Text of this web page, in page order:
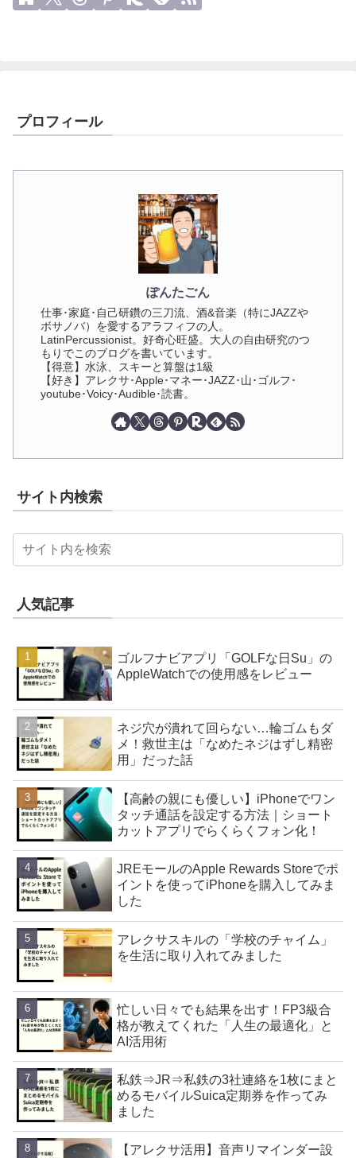
プロフィール
ぽんたごん
仕事･家庭･自己研鑽の三刀流、酒&音楽（特にJAZZや
ボサノバ）を愛するアラフィフの人。
LatinPercussionist。好奇心旺盛。大人の自由研究のつ
もりでこのブログを書いています。
【得意】水泳、スキーと算盤は1級
【好き】アレクサ･Apple･マネー･JAZZ･山･ゴルフ･
youtube･Voicy･Audible･読書。
サイト内検索
人気記事
ゴルフナビアプリ「GOLFな日Su」の
AppleWatchでの使用感をレビュー
ネジ穴が潰れて回らない…輪ゴムもダ
メ！救世主は「なめたネジはずし精密
用」だった話
【高齢の親にも優しい】iPhoneでワン
タッチ通話を設定する方法｜ショート
カットアプリでらくらくフォン化！
JREモールのApple Rewards Storeでポ
イントを使ってiPhoneを購入してみま
した
アレクサスキルの「学校のチャイム」
を生活に取り入れてみました
忙しい日々でも結果を出す！FP3級合
格が教えてくれた「人生の最適化」と
AI活用術
私鉄⇒JR⇒私鉄の3社連絡を1枚にまと
めるモバイルSuica定期券を作ってみ
ました
【アレクサ活用】音声リマインダー設